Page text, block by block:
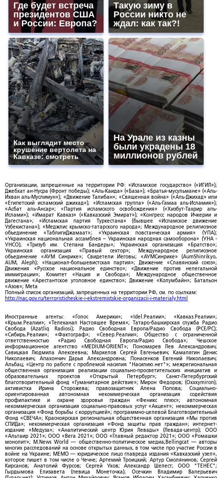
Где будет встреча
президентов США
и России: Европа?
Такую зиму в
России никто не
ждал: как так?!
Как выглядит место
крушение вертолета на
Кавказе: смотреть
На Урале из казны
были украдены 18
миллионов рублей
Организации, запрещенные на территории РФ: «Исламское государство» («ИГИЛ»);
Джебхат ан-Нусра (Фронт победы); «Аль-Каида» («База»); «Братья-мусульмане» («Аль-
Ихван аль-Муслимун»); «Движение Талибан»; «Священная война» («Аль-Джихад» или
«Египетский исламский джихад»); «Исламская группа» («Аль-Гамаа аль-Исламия»);
«Асбат аль-Ансар»; «Партия исламского освобождения» («Хизбут-Тахрир аль-
Ислами»); «Имарат Кавказ» («Кавказский Эмират»); «Конгресс народов Ичкерии и
Дагестана»; «Исламская партия Туркестана» (бывшее «Исламское движение
Узбекистана»); «Меджлис крымско-татарского народа»; Международное религиозное
объединение «ТаблигиДжамаат»; «Украинская повстанческая армия» (УПА);
«Украинская национальная ассамблея – Украинская народная самооборона» (УНА -
УНСО); «Тризуб им. Степана Бандеры»; Украинская организация «Братство»;
Украинская организация «Правый сектор»; Международное религиозное
объединение «АУМ Синрике»; Свидетели Иеговы; «АУМСинрике» (AumShinrikyo,
AUM, Aleph); «Национал-большевистская партия»; Движение «Славянский союз»;
Движения «Русское национальное единство»; «Движение против нелегальной
иммиграции»; Комитет «Нация и Свобода»; Международное общественное
движение «Арестантское уголовное единство»; Движение «Колумбайн»; Батальон
«Азов»; Meta
Полный список организаций, запрещенных на территории РФ, см. по ссылкам:
http://nac.gov.ru/terroristicheskie-i-ekstremistskie-organizacii-i-materialy.html
Иностранные агенты: «Голос Америки»; «Idel.Реалии»; «Кавказ.Реалии»;
«Крым.Реалии»; «Телеканал Настоящее Время»; Татаро-башкирская служба Радио
Свобода (Azatliq Radiosi); Радио Свободная Европа/Радио Свобода (PCE/PC);
«Сибирь.Реалии»; «Фактограф»; «Север.Реалии»; Общество с ограниченной
ответственностью «Радио Свободная Европа/Радио Свобода»; Чешское
информационное агентство «MEDIUM-ORIENT»; Пономарев Лев Александрович;
Савицкая Людмила Алексеевна; Маркелов Сергей Евгеньевич; Камалягин Денис
Николаевич; Апахончич Дарья Александровна; Понасенков Евгений Николаевич;
Альбац; «Центр по работе с проблемой насилия "Насилию.нет"»; межрегиональная
общественная организация реализации социально-просветительских инициатив и
образовательных проектов «Открытый Петербург»; Санкт-Петербургский
благотворительный фонд «Гуманитарное действие»; Мирон Федоров; (Oxxxymiron);
активистка Ирина Сторожева; правозащитник Алена Попова; Социально-
ориентированная автономная некоммерческая организация содействия
профилактике и охране здоровья граждан «Феникс плюс»; автономная
некоммерческая организация социально-правовых услуг «Акцент»; некоммерческая
организация «Фонд борьбы с коррупцией»; программно-целевой Благотворительный
Фонд «СВЕЧА»; Красноярская региональная общественная организация «Мы против
СПИДа»; некоммерческая организация «Фонд защиты прав граждан»; интернет-
издание «Медуза»; «Аналитический центр Юрия Левады» (Левада-центр); ООО
«Альтаир 2021»; ООО «Вега 2021»; ООО «Главный редактор 2021»; ООО «Ромашки
монолит»; M.News World — общественно-политическое медиа;Bellingcat — авторы
многих расследований на основе открытых данных, в том числе про участие России в
войне на Украине; МЕМО — юридическое лицо главреда издания «Кавказский узел»,
которое пишет в том числе о Чечне; Артемий Троицкий; Артур Смолянинов; Сергей
Кирсанов; Анатолий Фурсов; Сергей Ухов; Александр Шелест; ООО "ТЕНЕС";
Гырдымова Елизавета (певица Монеточка); Осечкин Владимир Валерьевич